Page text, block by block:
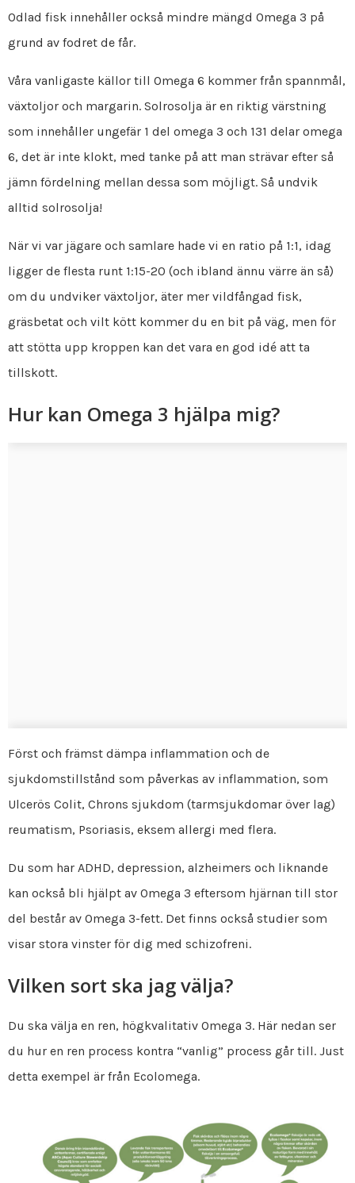
Odlad fisk innehåller också mindre mängd Omega 3 på
grund av fodret de får.
Våra vanligaste källor till Omega 6 kommer från spannmål,
växtoljor och margarin. Solrosolja är en riktig värstning
som innehåller ungefär 1 del omega 3 och 131 delar omega
6, det är inte klokt, med tanke på att man strävar efter så
jämn fördelning mellan dessa som möjligt. Så undvik
alltid solrosolja!
När vi var jägare och samlare hade vi en ratio på 1:1, idag
ligger de flesta runt 1:15-20 (och ibland ännu värre än så)
om du undviker växtoljor, äter mer vildfångad fisk,
gräsbetat och vilt kött kommer du en bit på väg, men för
att stötta upp kroppen kan det vara en god idé att ta
tillskott.
Hur kan Omega 3 hjälpa mig?
Först och främst dämpa inflammation och de
sjukdomstillstånd som påverkas av inflammation, som
Ulcerös Colit, Chrons sjukdom (tarmsjukdomar över lag)
reumatism, Psoriasis, eksem allergi med flera.
Du som har ADHD, depression, alzheimers och liknande
kan också bli hjälpt av Omega 3 eftersom hjärnan till stor
del består av Omega 3-fett. Det finns också studier som
visar stora vinster för dig med schizofreni.
Vilken sort ska jag välja?
Du ska välja en ren, högkvalitativ Omega 3. Här nedan ser
du hur en ren process kontra “vanlig” process går till. Just
detta exempel är från Ecolomega.